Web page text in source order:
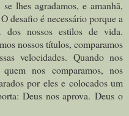
lhes agradamos, e amanhã,
desafio é necessário porque a
dos nossos estilos de vida.
nossos títulos, comparamos
velocidades. Quando nos
nos comparamos, nos
por eles e colocados um
Deus nos aprova. Deus o